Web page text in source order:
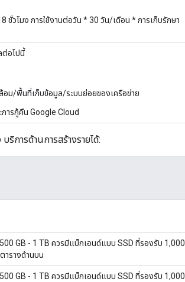
วโมง การใช้งานต่อวัน * 30 วัน/เดือน * การเก็บรักษา
ต่อไปนี้
อม/พื้นที่เก็บข้อมูล/ระบบย่อยของเครือข่าย
ารกู้คืน Google Cloud
การด้านการสร้างรายได้:
GB - 1 TB ควรมีแบ็กเอนด์แบบ SSD ที่รองรับ 1,000
ารางด้านบน
GB - 1 TB ควรมีแบ็กเอนด์แบบ SSD ที่รองรับ 1,000